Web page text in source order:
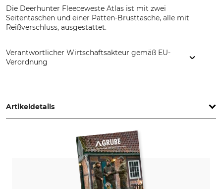
Die Deerhunter Fleeceweste Atlas ist mit zwei
Seitentaschen und einer Patten-Brusttasche, alle mit
Reißverschluss, ausgestattet.
Verantwortlicher Wirtschaftsakteur gemäß EU-
Verordnung
www.deerhunter.eu
Artikeldetails
Produkttyp
Fleeceweste
Modellbezeichnung
Oberstoff
100% Polyester